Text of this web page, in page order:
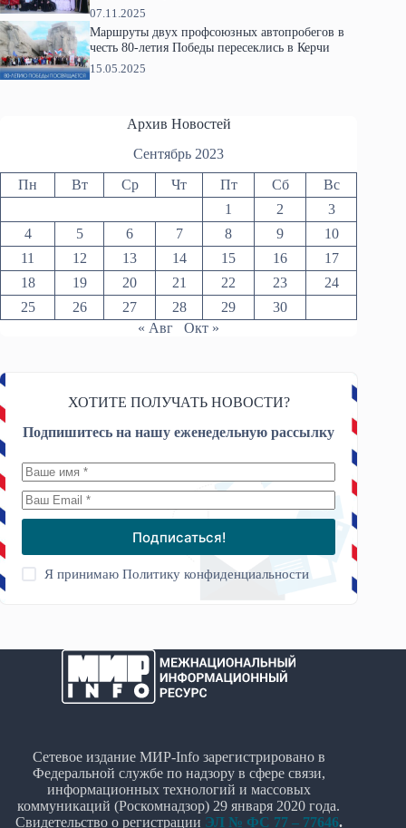
07.11.2025
Маршруты двух профсоюзных автопробегов в
честь 80-летия Победы пересеклись в Керчи
15.05.2025
Архив Новостей
Сентябрь 2023
Пн Вт Ср Чт Пт Сб
Вс
1
2
3
4
5 6 7 8 9
10
11
12 13 14 15 16
17
18
19 20 21 22 23
24
25
26 27 28 29
30
« Авг
Окт »
ХОТИТЕ ПОЛУЧАТЬ НОВОСТИ?
Подпишитесь на нашу еженедельную рассылку
Подписаться!
Я принимаюПолитику конфиденциальности
Сетевое издание МИР-Info зарегистрировано в
Федеральной службе по надзору в сфере связи,
информационных технологий и массовых
коммуникаций (Роскомнадзор) 29 января 2020 года.
Свидетельство о регистрации ЭЛ № ФС 77 – 77646.